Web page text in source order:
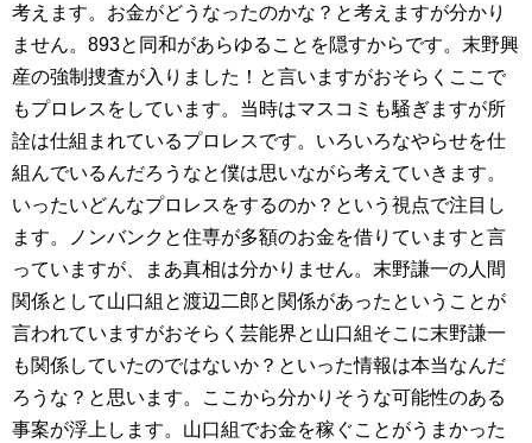
考えます。お金がどうなったのかな？と考えますが分かり
ません。893と同和があらゆることを隠すからです。末野興
産の強制捜査が入りました！と言いますがおそらくここで
もプロレスをしています。当時はマスコミも騒ぎますが所
詮は仕組まれているプロレスです。いろいろなやらせを仕
組んでいるんだろうなと僕は思いながら考えていきます。
いったいどんなプロレスをするのか？という視点で注目し
ます。ノンバンクと住専が多額のお金を借りていますと言
っていますが、まあ真相は分かりません。末野謙一の人間
関係として山口組と渡辺二郎と関係があったということが
言われていますがおそらく芸能界と山口組そこに末野謙一
も関係していたのではないか？といった情報は本当なんだ
ろうな？と思います。ここから分かりそうな可能性のある
事案が浮上します。山口組でお金を稼ぐことがうまかった